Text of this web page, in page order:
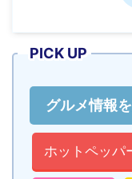
PICK UP
グルメ情報
ホットペッパ